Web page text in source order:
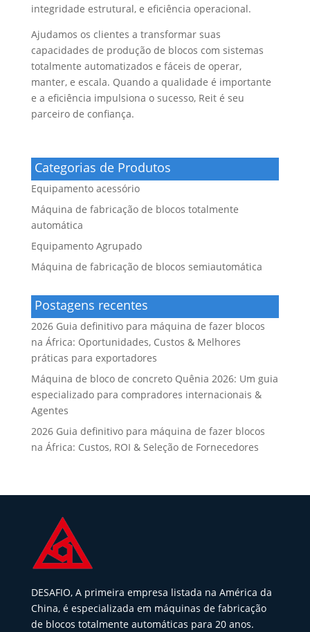
integridade estrutural, e eficiência operacional.
Ajudamos os clientes a transformar suas
capacidades de produção de blocos com sistemas
totalmente automatizados e fáceis de operar,
manter, e escala. Quando a qualidade é importante
e a eficiência impulsiona o sucesso, Reit é seu
parceiro de confiança.
Categorias de Produtos
Equipamento acessório
Máquina de fabricação de blocos totalmente
automática
Equipamento Agrupado
Máquina de fabricação de blocos semiautomática
Postagens recentes
2026 Guia definitivo para máquina de fazer blocos
na África: Oportunidades, Custos & Melhores
práticas para exportadores
Máquina de bloco de concreto Quênia 2026: Um guia
especializado para compradores internacionais &
Agentes
2026 Guia definitivo para máquina de fazer blocos
na África: Custos, ROI & Seleção de Fornecedores
DESAFIO, A primeira empresa listada na América da
China, é especializada em máquinas de fabricação
de blocos totalmente automáticas para 20 anos.